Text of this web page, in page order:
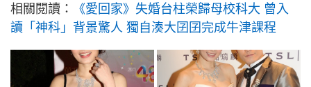
相關閱讀：
《愛回家》失婚台柱榮歸母校科大 曾入
讀「神科」背景驚人 獨自湊大囝囝完成牛津課程